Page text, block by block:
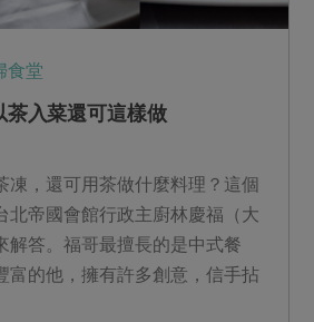
食堂
茶入菜還可這樣做
凍，還可用茶做什麼料理？這個
北帝國會館行政主廚林慶福（大
解答。福哥最擅長的是中式餐
富的他，擁有許多創意，信手拈